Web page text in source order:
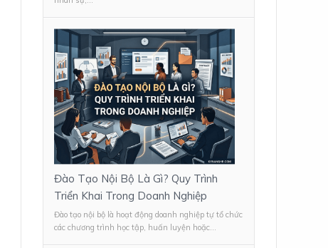
Đào Tạo Nội Bộ Là Gì? Quy Trình
Triển Khai Trong Doanh Nghiệp
Đào tạo nội bộ là hoạt động doanh nghiệp tự tổ chức
các chương trình học tập, huấn luyện hoặc...